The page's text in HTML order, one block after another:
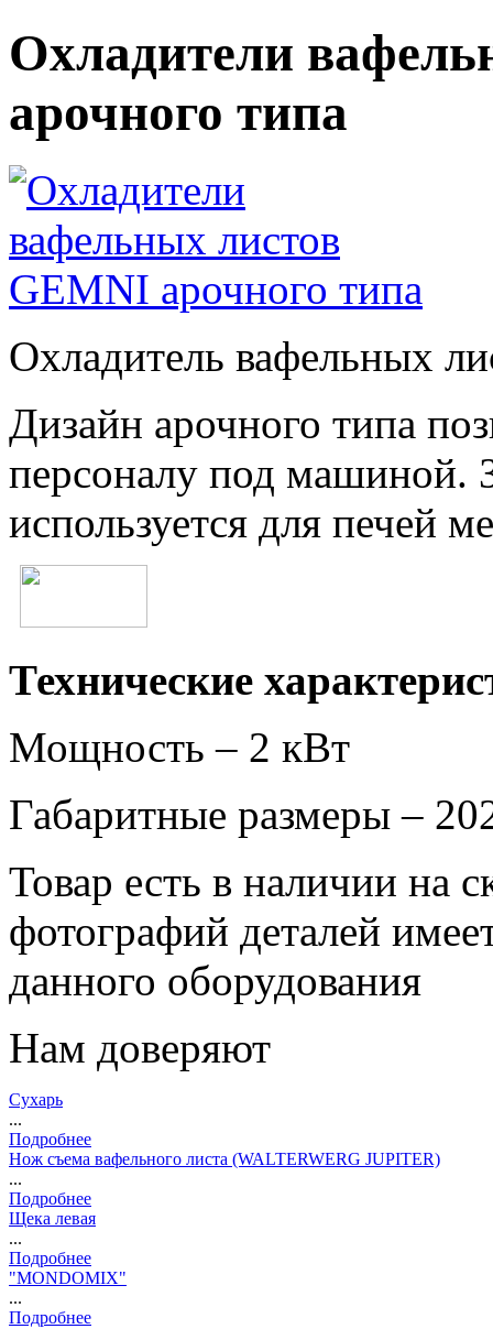
Охладители
арочного типа
Охладитель вафельных
Дизайн арочного типа
персоналу под машиной.
используется для печей
Технические
Мощность – 2 кВт
Габаритные размеры –
Товар есть в наличии на
фотографий деталей
данного оборудования
Нам доверяют
Сухарь
...
Подробнее
Нож съема вафельного листа (WALTERWERG JUPITER)
...
Подробнее
Щека левая
...
Подробнее
"MONDOMIX"
...
Подробнее